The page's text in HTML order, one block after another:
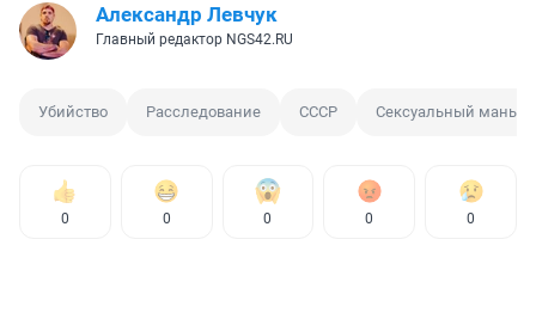
Александр Левчук
Главный редактор NGS42.RU
Убийство Расследование СССР Сексуальный маньяк
0 0 0 0 0